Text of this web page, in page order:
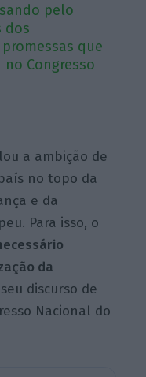
pelo
dos
que
Congresso
a ambição de
no topo da
e da
Para isso, o
da
discurso de
Nacional do